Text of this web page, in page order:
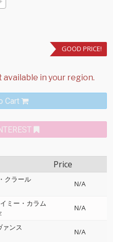
GOOD PRICE!
Cart
Price
クラール
N/A
ミー・カラム
N/A
ァンス
N/A